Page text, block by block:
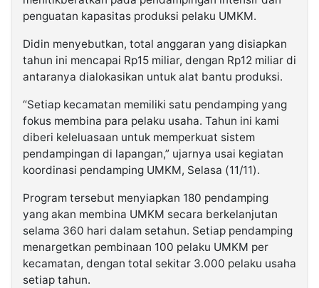
penguatan kapasitas produksi pelaku UMKM.
Didin menyebutkan, total anggaran yang disiapkan
tahun ini mencapai Rp15 miliar, dengan Rp12 miliar di
antaranya dialokasikan untuk alat bantu produksi.
“Setiap kecamatan memiliki satu pendamping yang
fokus membina para pelaku usaha. Tahun ini kami
diberi keleluasaan untuk memperkuat sistem
pendampingan di lapangan,” ujarnya usai kegiatan
koordinasi pendamping UMKM, Selasa (11/11).
Program tersebut menyiapkan 180 pendamping
yang akan membina UMKM secara berkelanjutan
selama 360 hari dalam setahun. Setiap pendamping
menargetkan pembinaan 100 pelaku UMKM per
kecamatan, dengan total sekitar 3.000 pelaku usaha
setiap tahun.